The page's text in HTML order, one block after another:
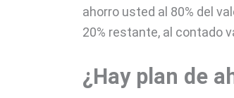
ahorro usted al 80% del
20% restante, al contado
¿Hay plan de